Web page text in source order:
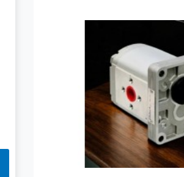
Maschinensteuerung spielen 12V
Joysticks und Hydraulikventile eine
entscheidende Rolle. Diese...